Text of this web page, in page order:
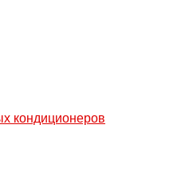
кондиционеров